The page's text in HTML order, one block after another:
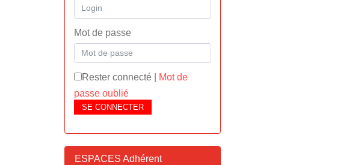
Mot de passe
Rester connecté
Mot de
passe oublié
SE CONNECTER
ESPACES Adhérent